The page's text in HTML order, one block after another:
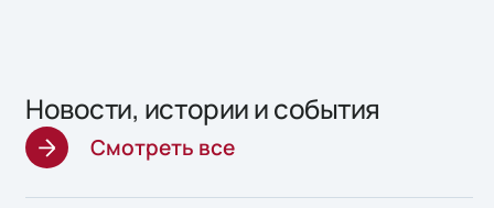
Новости, истории и события
Смотреть все